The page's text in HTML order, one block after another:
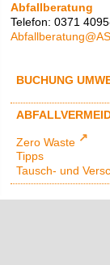
Abfallberatung
Telefon: 0371
BUCHUNG
Zero Waste
Tipps
Tausch- und